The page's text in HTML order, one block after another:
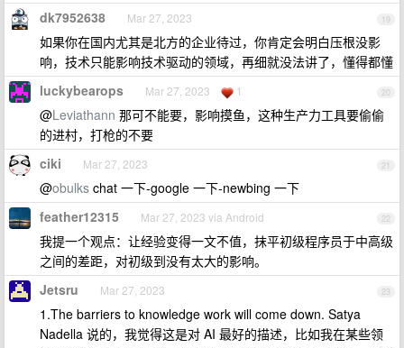
19
dk7952638 Mar 27, 2023
如果你在国内尤其是北方的企业待过，你肯定会明白压根没影
响，技术只能影响技术驱动的领域，再细就没法讲了，懂得都懂
20
luckybearops Mar 27, 2023 1
@Leviathann 那可不能要，影响摸鱼，这种生产力工具要偷偷
的进村，打枪的不要
21
ciki Mar 27, 2023
@obulks chat 一下-google 一下-newbing 一下
22
feather12315 Mar 27, 2023 via Android
我提一个观点：让经验变得一文不值，抹平初级程序员于中高级
之间的差距，对初级到没有太大的影响。
23
Jetsru Mar 27, 2023
1.The barriers to knowledge work will come down. Satya
Nadella 说的，我觉得这是对 AI 最好的描述，比如我在某些领